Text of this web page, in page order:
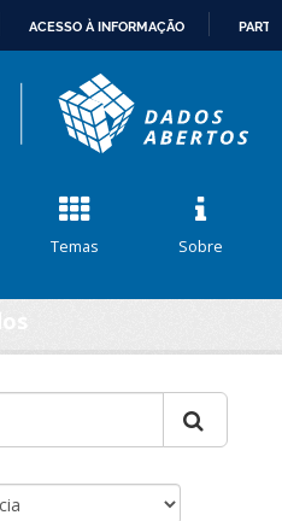
CONTEÚDO
ACESSO À INFORMAÇÃO
Temas Sobre